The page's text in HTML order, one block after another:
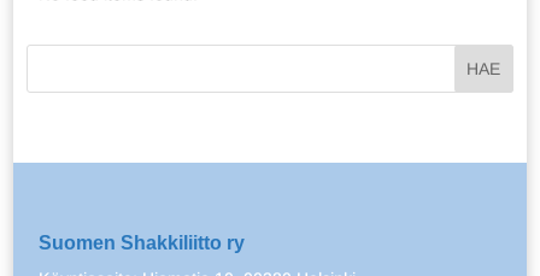
Suomen Shakkiliitto ry